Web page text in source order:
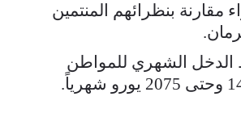
مقارنة بنظرائهم المنتمين
الدخل الشهري للمواطن